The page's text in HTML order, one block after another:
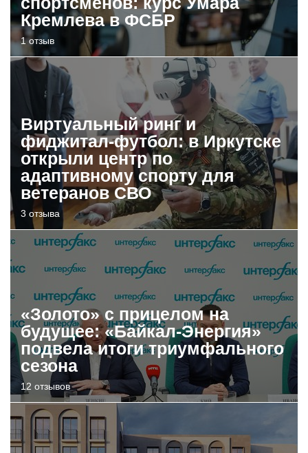
Кремлева в ФСБР
1 отзыв
Виртуальный ринг и
фиджитал-футбол: в Иркутске
открыли центр по
адаптивному спорту для
ветеранов СВО
3 отзыва
«Золото» с прицелом на
будущее: «Байкал-Энергия»
подвела итоги триумфального
сезона
12 отзывов